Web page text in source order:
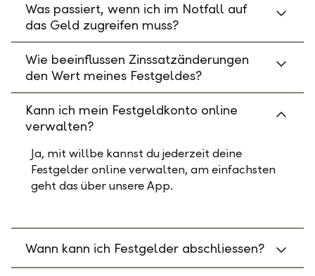
Was passiert, wenn ich im Notfall auf
das Geld zugreifen muss?
Wie beeinflussen Zinssatzänderungen
den Wert meines Festgeldes?
Kann ich mein Festgeldkonto online
verwalten?
Ja, mit willbe kannst du jederzeit deine
Festgelder online verwalten, am einfachsten
geht das über unsere App.
Wann kann ich Festgelder abschliessen?